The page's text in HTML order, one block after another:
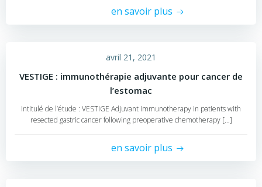
en savoir plus
avril 21, 2021
VESTIGE : immunothérapie adjuvante pour cancer de
l’estomac
Intitulé de l’étude : VESTIGE Adjuvant immunotherapy in patients with
resected gastric cancer following preoperative chemotherapy […]
en savoir plus